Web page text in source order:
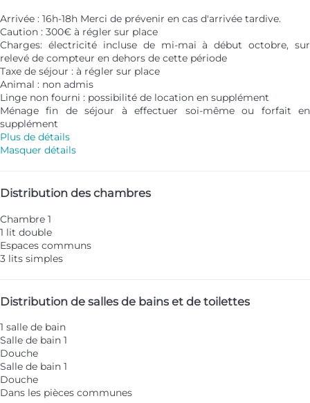
Arrivée : 16h-18h Merci de prévenir en cas d'arrivée tardive.
Caution : 300€ à régler sur place
Charges: électricité incluse de mi-mai à début octobre, sur
relevé de compteur en dehors de cette période
Taxe de séjour : à régler sur place
Animal : non admis
Linge non fourni : possibilité de location en supplément
Ménage fin de séjour à effectuer soi-même ou forfait en
supplément
Plus de détails
Masquer détails
Distribution des chambres
Chambre 1
1 lit double
Espaces communs
3 lits simples
Distribution de salles de bains et de toilettes
1 salle de bain
Salle de bain 1
Douche
Salle de bain 1
Douche
Dans les pièces communes